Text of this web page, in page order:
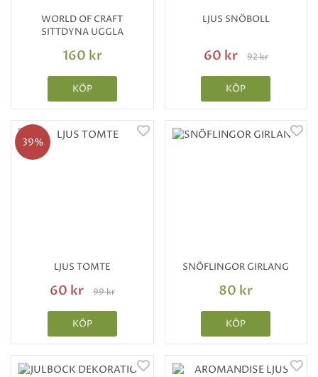
WORLD OF CRAFT
SITTDYNA UGGLA
160 kr
KÖP
LJUS SNÖBOLL
60 kr 92 kr
KÖP
LJUS TOMTE
60 kr 99 kr
39%
KÖP
SNÖFLINGOR GIRLANG
80 kr
KÖP